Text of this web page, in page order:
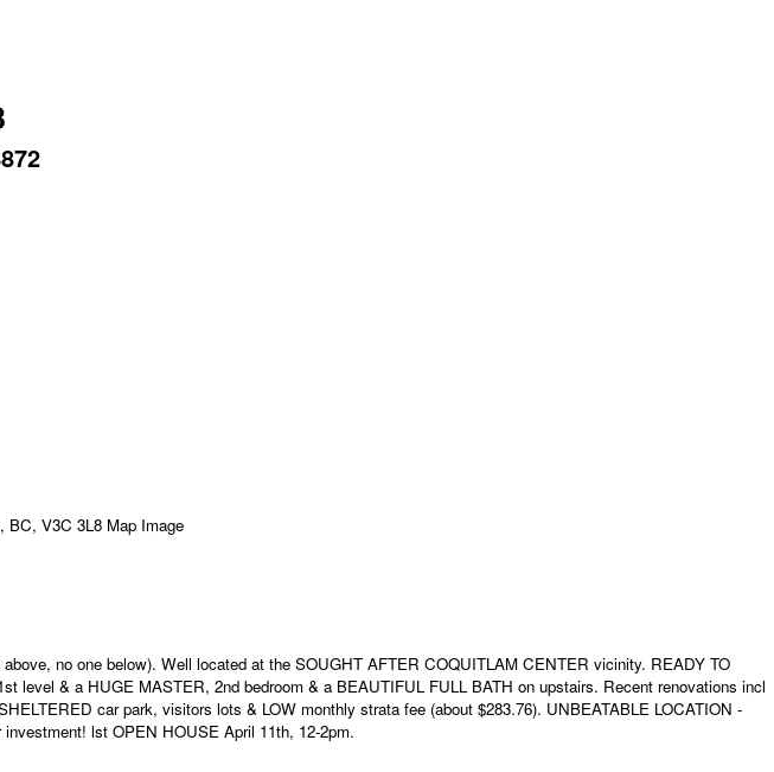
no one below). Well located at the SOUGHT AFTER COQUITLAM CENTER vicinity. READY TO
level & a HUGE MASTER, 2nd bedroom & a BEAUTIFUL FULL BATH on upstairs. Recent renovations incl
car park, visitors lots & LOW monthly strata fee (about $283.76). UNBEATABLE LOCATION -
lst OPEN HOUSE April 11th, 12-2pm.